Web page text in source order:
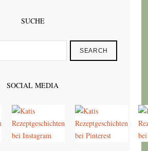
SUCHE
SEARCH
SOCIAL MEDIA